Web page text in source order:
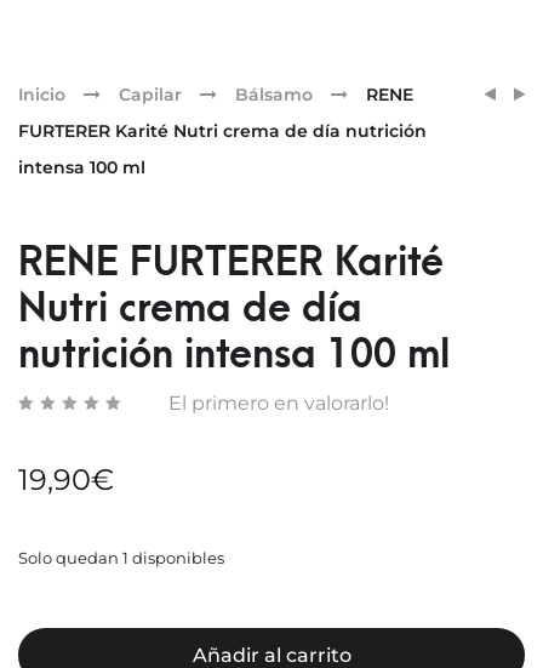
RENE
Inicio Capilar Bálsamo
RENE
FURTERER Karité Nutri crema de día nutrición
intensa 100 ml
RENE FURTERER Karité
Nutri crema de día
nutrición intensa 100 ml
El primero en valorarlo!
19,90€
Solo quedan 1 disponibles
Añadir al carrito